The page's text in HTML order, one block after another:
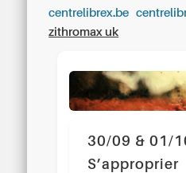
centrelibrex.be
zithromax uk
30/09 & 01/
S’approprier